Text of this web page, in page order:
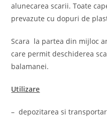
alunecarea scarii. Toate
prevazute cu dopuri de
Scara la partea din mijloc
care permit deschiderea
balamanei.
Utilizare
– depozitarea si